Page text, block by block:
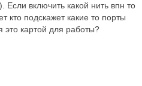
Если включить какой нить впн то
кто подскажет какие то порты
это картой для работы?